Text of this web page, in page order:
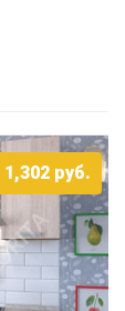
1,302 руб.